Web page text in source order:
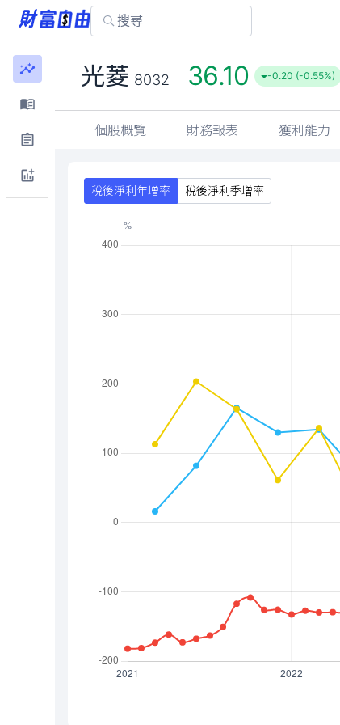
光菱 8032 36.10 -0.20 (-0.55%)
個股概覽 財務報表 獲利能力
稅後淨利年增率 稅後淨利季增率